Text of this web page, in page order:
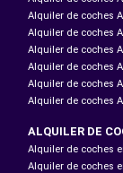
Alquiler de coches
Alquiler de coches
Alquiler de coches
Alquiler de coches
Alquiler de coches
Alquiler de coches
ALQUILER DE
Alquiler de coches
Alquiler de coches